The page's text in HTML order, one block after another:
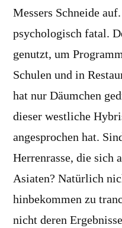
Messers Schneide
psychologisch fatal.
genutzt, um
Schulen und in
hat nur Däumchen
dieser westliche
angesprochen hat.
Herrenrasse, die sich
Asiaten? Natürlich
hinbekommen zu
nicht deren